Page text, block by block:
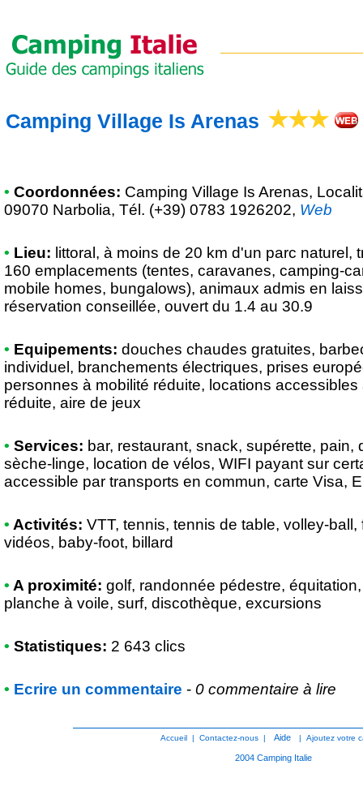
Camping Village Is Arenas
• Coordonnées: Camping Village Is Arenas,
09070 Narbolia, Tél. (+39) 0783 1926202, Web
• Lieu: littoral, à moins de 20 km d'un parc naturel,
160 emplacements (tentes, caravanes, camping-
mobile homes, bungalows), animaux admis en
réservation conseillée, ouvert du 1.4 au 30.9
• Equipements: douches chaudes gratuites,
individuel, branchements électriques, prises
personnes à mobilité réduite, locations
réduite, aire de jeux
• Services: bar, restaurant, snack, supérette, pain,
sèche-linge, location de vélos, WIFI payant sur
accessible par transports en commun, carte Visa,
• Activités: VTT, tennis, tennis de table, volley-
vidéos, baby-foot, billard
• A proximité: golf, randonnée pédestre,
planche à voile, surf, discothèque, excursions
• Statistiques: 2 643 clics
• Ecrire un commentaire - 0 commentaire à lire
Accueil |Contactez-nous | Aide |Ajoutez votre
2004Camping Italie